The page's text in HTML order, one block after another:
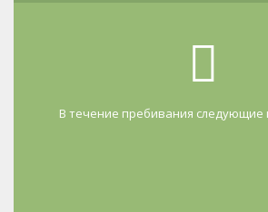
В течение пребивания следующие